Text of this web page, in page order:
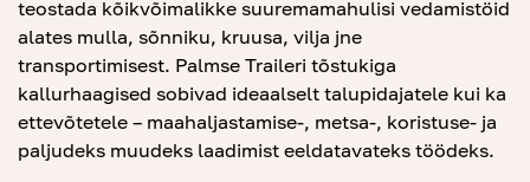
teostada kõikvõimalikke suuremamahulisi vedamistöid
alates mulla, sõnniku, kruusa, vilja jne
transportimisest. Palmse Traileri tõstukiga
kallurhaagised sobivad ideaalselt talupidajatele kui ka
ettevõtetele – maahaljastamise-, metsa-, koristuse- ja
paljudeks muudeks laadimist eeldatavateks töödeks.